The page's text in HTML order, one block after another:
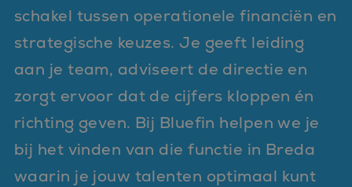
schakel tussen operationele financiën en
strategische keuzes. Je geeft leiding
aan je team, adviseert de directie en
zorgt ervoor dat de cijfers kloppen én
richting geven. Bij Bluefin helpen we je
bij het vinden van die functie in Breda
waarin je jouw talenten optimaal kunt